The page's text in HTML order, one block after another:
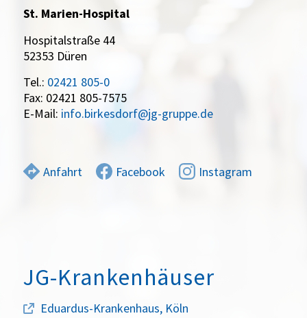
St. Marien-Hospital
Hospitalstraße 44
52353 Düren
Tel.: 02421 805-0
Fax: 02421 805-7575
E-Mail: info.birkesdorf@jg-gruppe.de
Anfahrt Facebook Instagram
JG-Krankenhäuser
Eduardus-Krankenhaus, Köln